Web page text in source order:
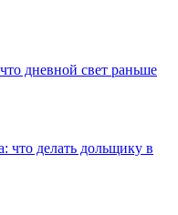
дневной свет раньше
что делать дольщику в